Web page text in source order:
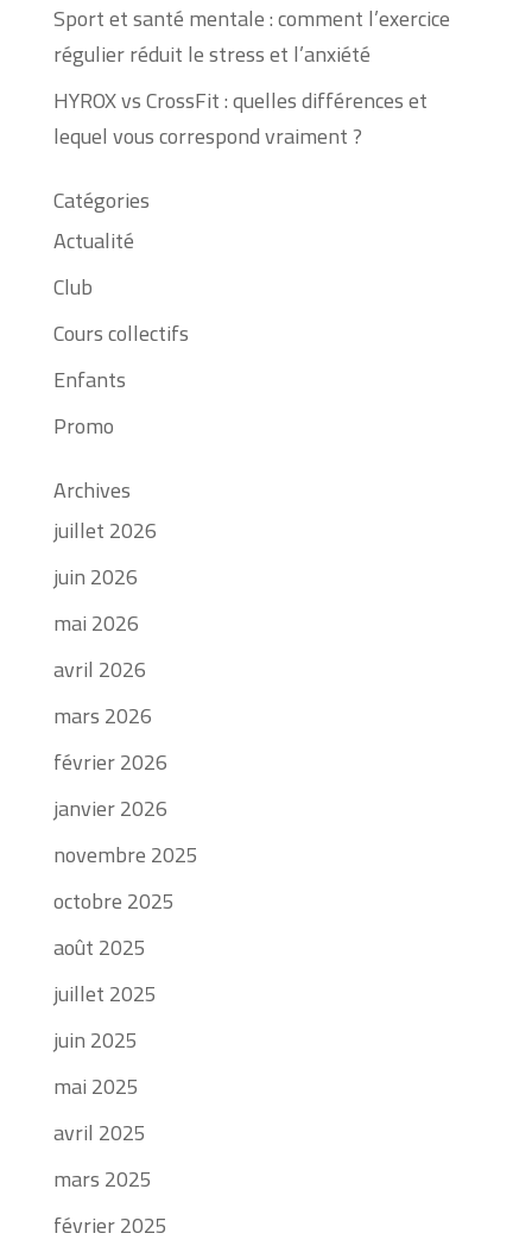
Sport et santé mentale : comment l’exercice
régulier réduit le stress et l’anxiété
HYROX vs CrossFit : quelles différences et
lequel vous correspond vraiment ?
Catégories
Actualité
Club
Cours collectifs
Enfants
Promo
Archives
juillet 2026
juin 2026
mai 2026
avril 2026
mars 2026
février 2026
janvier 2026
novembre 2025
octobre 2025
août 2025
juillet 2025
juin 2025
mai 2025
avril 2025
mars 2025
février 2025